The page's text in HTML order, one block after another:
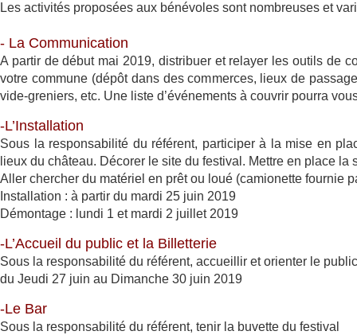
Les activités proposées aux bénévoles sont nombreuses et
- La Communication
A partir de début mai 2019, distribuer et relayer les outils de
votre commune (dépôt dans des commerces, lieux de
vide-greniers, etc. Une liste d’événements à couvrir pourra
-L’Installation
Sous la responsabilité du référent, participer à la mise en
lieux du château. Décorer le site du festival. Mettre en place la
Aller chercher du matériel en prêt ou loué (camionette fournie
Installation : à partir du mardi 25 juin 2019
Démontage : lundi 1 et mardi 2 juillet 2019
-L’Accueil du public et la Billetterie
Sous la responsabilité du référent, accueillir et orienter le
du Jeudi 27 juin au Dimanche 30 juin 2019
-Le Bar
Sous la responsabilité du référent, tenir la buvette du festival